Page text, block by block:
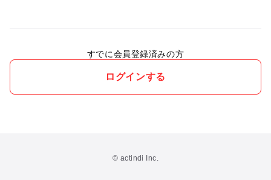
すでに会員登録済みの方
ログインする
© actindi Inc.